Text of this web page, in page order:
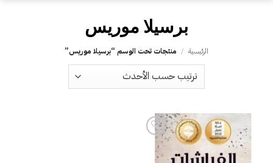
الرئيسية / منتجات تحت الوسم “‎برسيلا موريس”
إضافة
إلى
قائمة